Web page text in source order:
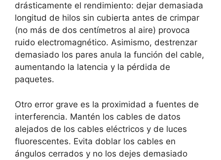
drásticamente el rendimiento: dejar demasiada
longitud de hilos sin cubierta antes de crimpar
(no más de dos centímetros al aire) provoca
ruido electromagnético. Asimismo, destrenzar
demasiado los pares anula la función del cable,
aumentando la latencia y la pérdida de
paquetes.
Otro error grave es la proximidad a fuentes de
interferencia. Mantén los cables de datos
alejados de los cables eléctricos y de luces
fluorescentes. Evita doblar los cables en
ángulos cerrados y no los dejes demasiado